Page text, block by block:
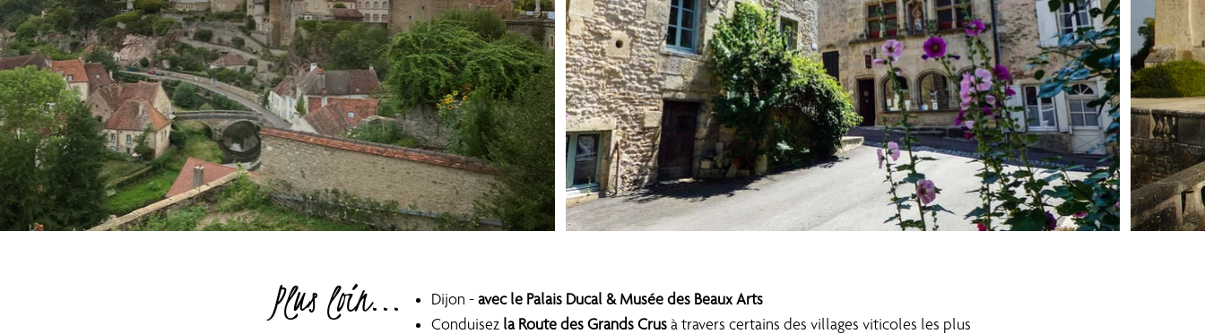
Plus loin... Dijon -avec le Palais Ducal & Musée des Beaux Arts
Conduisez la Route des Grands Crus à travers certains des villages viticoles les plus